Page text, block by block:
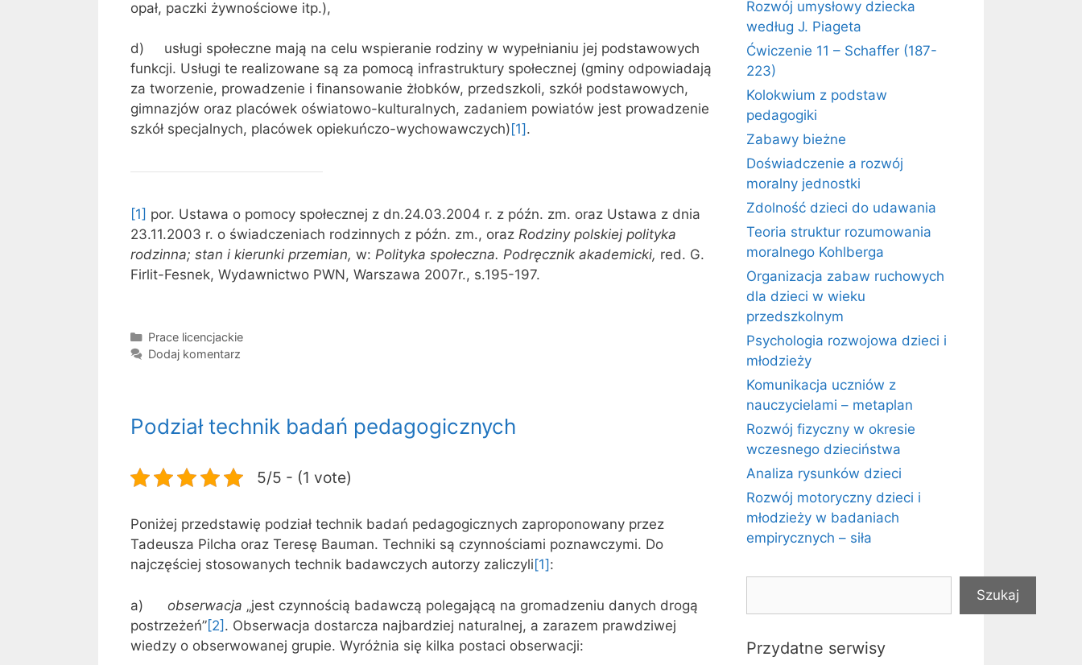
opał, paczki żywnościowe itp.),
d) usługi społeczne mają na celu wspieranie rodziny w wypełnianiu jej podstawowych
funkcji. Usługi te realizowane są za pomocą infrastruktury społecznej (gminy odpowiadają
za tworzenie, prowadzenie i finansowanie żłobków, przedszkoli, szkół podstawowych,
gimnazjów oraz placówek oświatowo-kulturalnych, zadaniem powiatów jest prowadzenie
szkół specjalnych, placówek opiekuńczo-wychowawczych) [1] .
[1] por. Ustawa o pomocy społecznej z dn.24.03.2004 r. z późn. zm. oraz Ustawa z dnia
23.11.2003 r. o świadczeniach rodzinnych z późn. zm., oraz Rodziny polskiej polityka
rodzinna; stan i kierunki przemian, w: Polityka społeczna. Podręcznik akademicki, red. G.
Firlit-Fesnek, Wydawnictwo PWN, Warszawa 2007r., s.195-197.
Kategorie
Prace licencjackie
Dodaj komentarz
Podział technik badań pedagogicznych
5/5 - (1 vote)
Poniżej przedstawię podział technik badań pedagogicznych zaproponowany przez
Tadeusza Pilcha oraz Teresę Bauman. Techniki są czynnościami poznawczymi. Do
najczęściej stosowanych technik badawczych autorzy zaliczyli [1] :
a) obserwacja „jest czynnością badawczą polegającą na gromadzeniu danych drogą
postrzeżeń”[2] . Obserwacja dostarcza najbardziej naturalnej, a zarazem prawdziwej
wiedzy o obserwowanej grupie. Wyróżnia się kilka postaci obserwacji:
Rozwój umysłowy dziecka
według J. Piageta
Ćwiczenie 11 – Schaffer (187-
223)
Kolokwium z podstaw
pedagogiki
Zabawy bieżne
Doświadczenie a rozwój
moralny jednostki
Zdolność dzieci do udawania
Teoria struktur rozumowania
moralnego Kohlberga
Organizacja zabaw ruchowych
dla dzieci w wieku
przedszkolnym
Psychologia rozwojowa dzieci i
młodzieży
Komunikacja uczniów z
nauczycielami – metaplan
Rozwój fizyczny w okresie
wczesnego dzieciństwa
Analiza rysunków dzieci
Rozwój motoryczny dzieci i
młodzieży w badaniach
empirycznych – siła
Szukaj
Przydatne serwisy